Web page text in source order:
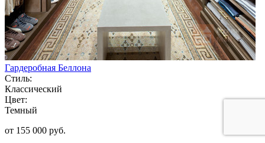
Гардеробная Беллона
Стиль:
Классический
Цвет:
Темный
от 155 000 руб.